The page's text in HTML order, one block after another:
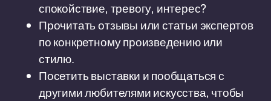
спокойствие, тревогу, интерес?
Прочитать отзывы или статьи экспертов
по конкретному произведению или
стилю.
Посетить выставки и пообщаться с
другими любителями искусства, чтобы